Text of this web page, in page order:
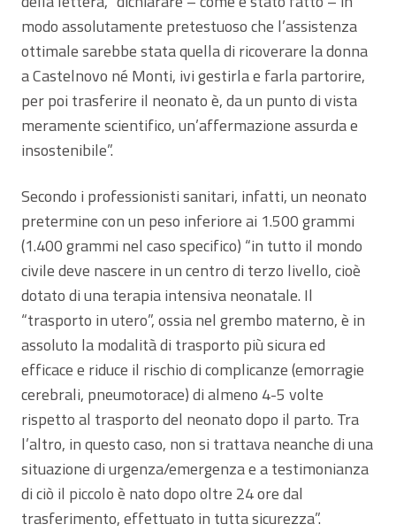
modo assolutamente pretestuoso che l’assistenza
ottimale sarebbe stata quella di ricoverare la donna
a Castelnovo né Monti, ivi gestirla e farla partorire,
per poi trasferire il neonato è, da un punto di vista
meramente scientifico, un’affermazione assurda e
insostenibile”.
Secondo i professionisti sanitari, infatti, un neonato
pretermine con un peso inferiore ai 1.500 grammi
(1.400 grammi nel caso specifico) “in tutto il mondo
civile deve nascere in un centro di terzo livello, cioè
dotato di una terapia intensiva neonatale. Il
“trasporto in utero”, ossia nel grembo materno, è in
assoluto la modalità di trasporto più sicura ed
efficace e riduce il rischio di complicanze (emorragie
cerebrali, pneumotorace) di almeno 4-5 volte
rispetto al trasporto del neonato dopo il parto. Tra
l’altro, in questo caso, non si trattava neanche di una
situazione di urgenza/emergenza e a testimonianza
di ciò il piccolo è nato dopo oltre 24 ore dal
trasferimento, effettuato in tutta sicurezza”.